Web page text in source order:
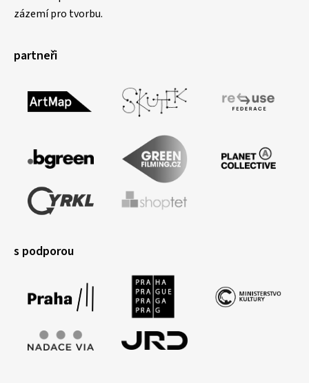
zázemí pro tvorbu.
partneři
s podporou